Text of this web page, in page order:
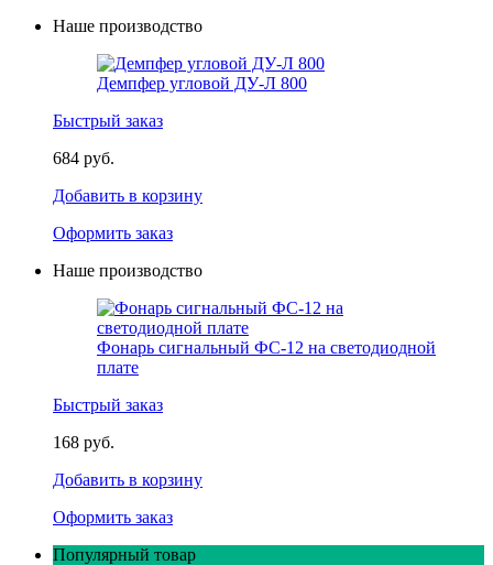
Наше производство
Демпфер угловой ДУ-Л 800
Быстрый заказ
684 руб.
Добавить в корзину
Оформить заказ
Наше производство
Фонарь сигнальный ФС-12 на светодиодной
плате
Быстрый заказ
168 руб.
Добавить в корзину
Оформить заказ
Популярный товар